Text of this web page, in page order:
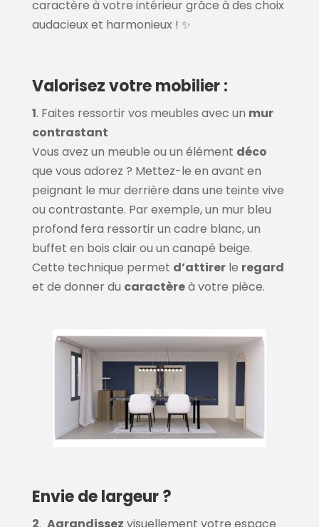
caractère à votre intérieur grâce à des choix
audacieux et harmonieux ! ✨
Valorisez votre mobilier :
1. Faites ressortir vos meubles avec un mur
contrastant
Vous avez un meuble ou un élément déco
que vous adorez ? Mettez-le en avant en
peignant le mur derrière dans une teinte vive
ou contrastante. Par exemple, un mur bleu
profond fera ressortir un cadre blanc, un
buffet en bois clair ou un canapé beige.
Cette technique permet d’attirerle regard
et de donner du caractèreà votre pièce.
Envie de largeur ?